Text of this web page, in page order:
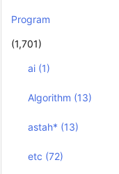
Program
(1,701)
ai (1)
Algorithm (13)
astah* (13)
etc (72)